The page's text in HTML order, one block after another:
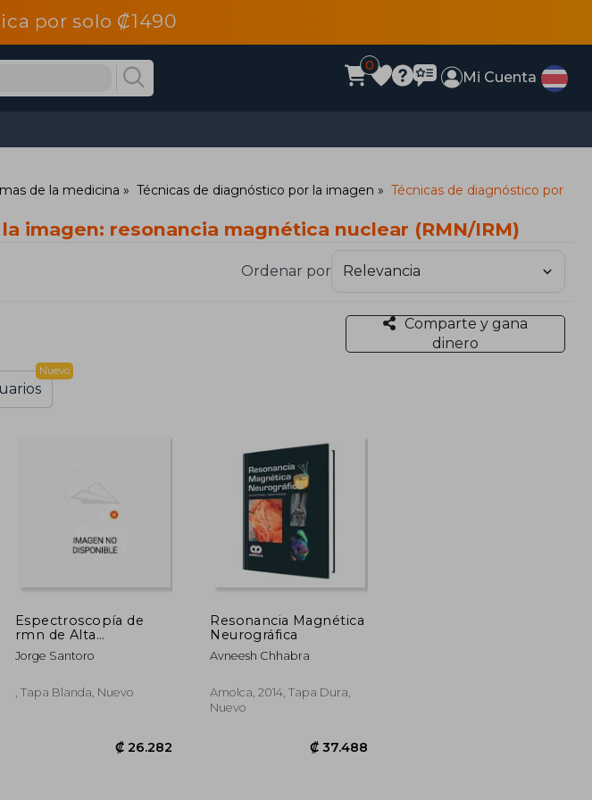
por solo ₡1490
0
Mi Cuenta
de la medicina Técnicas de diagnóstico por la imagen
Técnicas de diagnóstico por
imagen: resonancia magnética nuclear (RMN/IRM)
Ordenar por
Comparte y gana
dinero
Nuevo
Espectroscopía de
rmn de Alta
Resolución
Jorge Santoro
, Tapa Blanda, Nuevo
Resonancia Magnética
Neurográfica
Avneesh Chhabra
Amolca, 2014, Tapa Dura,
Nuevo